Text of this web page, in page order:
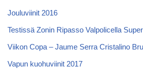
Jouluviinit 2016
Testissä Zonin Ripasso Valpolicella
Viikon Copa – Jaume Serra Cristalino
Vapun kuohuviinit 2017